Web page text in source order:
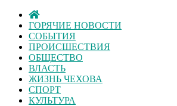
ГОРЯЧИЕ НОВОСТИ
СОБЫТИЯ
ПРОИСШЕСТВИЯ
ОБЩЕСТВО
ВЛАСТЬ
ЖИЗНЬ ЧЕХОВА
СПОРТ
КУЛЬТУРА